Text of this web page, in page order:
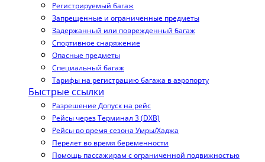
Регистрируемый багаж
Запрещенные и ограниченные предметы
Задержанный или поврежденный багаж
Спортивное снаряжение
Опасные предметы
Специальный багаж
Тарифы на регистрацию багажа в аэропорту
Быстрые ссылки
Разрешение Допуск на рейс
Рейсы через Терминал 3 (DXB)
Рейсы во время сезона Умры/Хаджа
Перелет во время беременности
Помощь пассажирам с ограниченной подвижностью